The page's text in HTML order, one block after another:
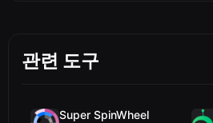
관련 도구
Super SpinWheel